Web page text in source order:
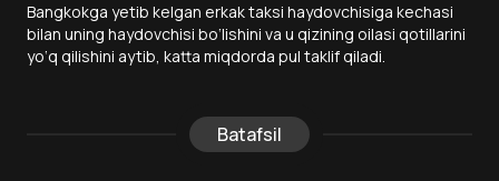
Bangkokga yetib kelgan erkak taksi haydovchisiga kechasi
bilan uning haydovchisi bo‘lishini va u qizining oilasi qotillarini
yo‘q qilishini aytib, katta miqdorda pul taklif qiladi.
Batafsil